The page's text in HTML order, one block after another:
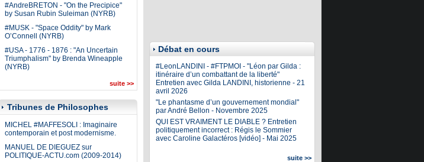
#AndreBRETON - "On the Precipice"
by Susan Rubin Suleiman (NYRB)
#MUSK - "Space Oddity" by Mark
O’Connell (NYRB)
#USA - 1776 - 1876 : "An Uncertain
Triumphalism" by Brenda Wineapple
(NYRB)
suite >>
Tribunes de Philosophes
MICHEL #MAFFESOLI : Imaginaire
contemporain et post modernisme.
MANUEL DE DIEGUEZ sur
POLITIQUE-ACTU.com (2009-2014)
Débat en cours
#LeonLANDINI - #FTPMOI - "Léon par Gilda :
itinéraire d’un combattant de la liberté"
Entretien avec Gilda LANDINI, historienne - 21
avril 2026
"Le phantasme d’un gouvernement mondial"
par André Bellon - Novembre 2025
QUI EST VRAIMENT LE DIABLE ? Entretien
politiquement incorrect : Régis le Sommier
avec Caroline Galactéros [vidéo] - Mai 2025
suite >>